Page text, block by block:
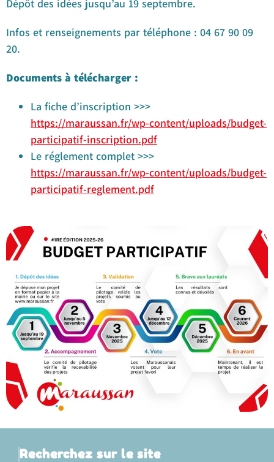
Dépôt des idées jusqu’au 19 septembre.
Infos et renseignements par téléphone : 04 67 90 09
20.
Documents à télécharger :
La fiche d’inscription >>>
https://maraussan.fr/wp-content/uploads/budget-
participatif-inscription.pdf
Le réglement complet >>>
https://maraussan.fr/wp-content/uploads/budget-
participatif-reglement.pdf
Recherchez sur le site